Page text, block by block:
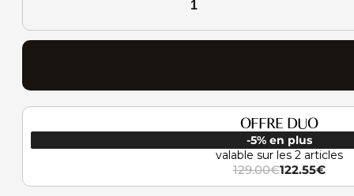
Murale
Elin
OFFRE DUO
-5% en plus
valable sur les 2 articles
129.00€
Le
122.55€
Le